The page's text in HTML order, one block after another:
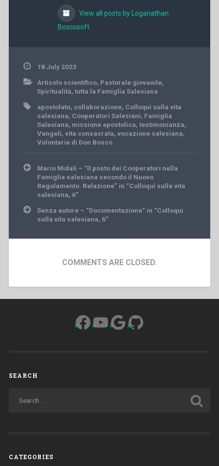
View all posts by Loganathan
Boscosoft
18 July 2023
Articolo scientifico, Pastorale giovanile,
Spiritualità, tutta la Famiglia Salesiana
apostolato, collaborazione, Colloqui sulla vita
salesiana, Cooperatori Salesiani, Famiglia
Salesiana, missione apostolica, testimonianza,
Vangeli, vita consacrata, vocazione salesiana,
Volontarie di Don Bosco
Post
navigation
Mario Midali – “Il posto dei Cooperatori nella
Famiglia salesiana secondo il Nuovo
Regolamento. Relazione” in “Colloqui sulla vita
salesiana, 6”
Senza autore – “Documentazione” in “Colloqui
sulla vita salesiana, 6”
COMMENTS ARE CLOSED.
Facebook
YouTube
Google
GitHub
SEARCH
CATEGORIES